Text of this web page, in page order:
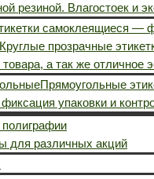
резиной. Влагостоек и
самоклеящиеся —
Круглые прозрачные
а так же отличное
Прямоугольные
упаковки и
для различных акций